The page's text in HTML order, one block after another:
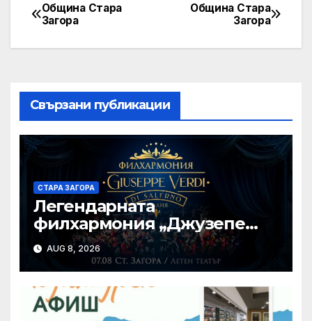
Post
navigation
Община Стара
Загора
Община Стара
Загора
Свързани публикации
СТАРА ЗАГОРА
Легендарната
филхармония „Джузепе
Верди“ от Салерно с
концерт под звездите тази
вечер в Летен татър – Стара
Загора
AUG 8, 2026